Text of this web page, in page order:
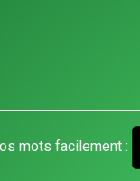
mots facilement :